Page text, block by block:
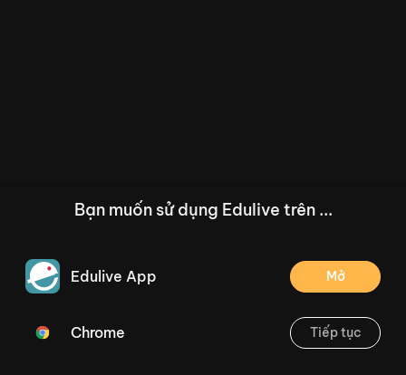
/--
Thoát
Bạn muốn sử dụng Edulive trên ...
Edulive App Mở
Chrome Tiếp tục